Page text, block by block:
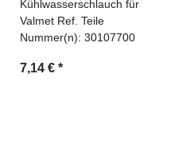
Kühlwasserschlauch für
Valmet Ref. Teile
Nummer(n): 30107700
7,14 € *